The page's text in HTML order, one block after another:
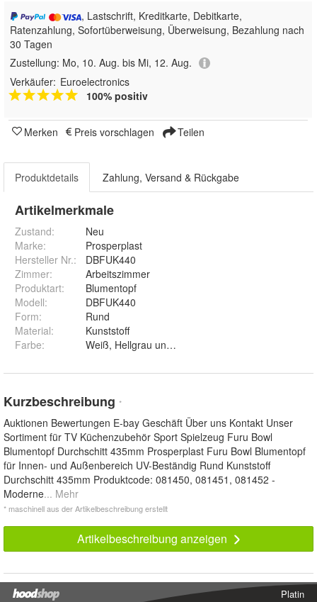
, Lastschrift, Kreditkarte, Debitkarte,
Ratenzahlung, Sofortüberweisung, Überweisung, Bezahlung nach
30 Tagen
Zustellung: Mo, 10. Aug. bis Mi, 12. Aug.
Verkäufer: Euroelectronics
100% positiv
Merken Preis vorschlagen Teilen
Produktdetails Zahlung, Versand & Rückgabe
Artikelmerkmale
Zustand:
Neu
Marke:
Prosperplast
Hersteller Nr.:
DBFUK440
Zimmer:
Arbeitszimmer
Produktart:
Blumentopf
Modell:
DBFUK440
Form:
Rund
Material:
Kunststoff
Farbe: Weiß, Hellgrau und Anthrazit
Kurzbeschreibung *
Auktionen Bewertungen E-bay Geschäft Über uns Kontakt Unser
Sortiment für TV Küchenzubehör Sport Spielzeug Furu Bowl
Blumentopf Durchschitt 435mm Prosperplast Furu Bowl Blumentopf
für Innen- und Außenbereich UV-Beständig Rund Kunststoff
Durchschitt 435mm Produktcode: 081450, 081451, 081452 -
Moderne... Mehr
* maschinell aus der Artikelbeschreibung erstellt
Artikelbeschreibung anzeigen
Platin